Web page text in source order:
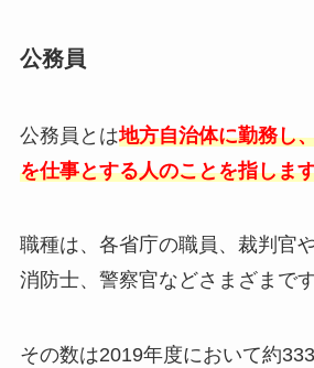
公務員
公務員とは地方自治体に勤務し
を仕事とする人のことを指しま
職種は、各省庁の職員、裁判官
消防士、警察官などさまざまです
その数は2019年度において約